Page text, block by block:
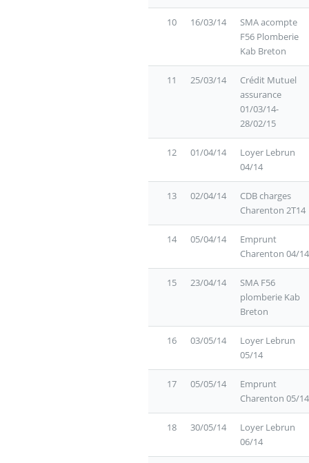
10 16/03/14
SMA acompte
F56 Plomberie
Kab Breton
11 25/03/14
Crédit Mutuel
assurance
01/03/14-
28/02/15
12 01/04/14
Loyer Lebrun
04/14
13 02/04/14
CDB charges
Charenton 2T14
14 05/04/14
Emprunt
Charenton 04/14
15 23/04/14
SMA F56
plomberie Kab
Breton
16 03/05/14
Loyer Lebrun
05/14
17 05/05/14
Emprunt
Charenton 05/14
18 30/05/14
Loyer Lebrun
06/14